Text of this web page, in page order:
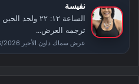
نفيسة
الساعة ١٢: ٢٢
ترجمه العرض...
عرض سماك داون الأخير 7/8/2026 كامل مترجم